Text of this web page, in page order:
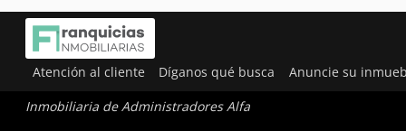
Atención al cliente Díganos qué busca Anuncie su
Inmobiliaria de Administradores Alfa